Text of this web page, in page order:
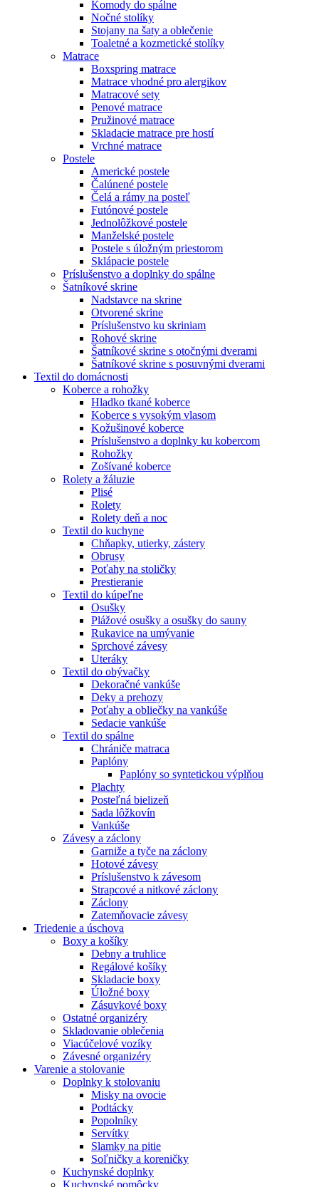
Komody do spálne
Nočné stolíky
Stojany na šaty a oblečenie
Toaletné a kozmetické stolíky
Matrace
Boxspring matrace
Matrace vhodné pro alergikov
Matracové sety
Penové matrace
Pružinové matrace
Skladacie matrace pre hostí
Vrchné matrace
Postele
Americké postele
Čalúnené postele
Čelá a rámy na posteľ
Futónové postele
Jednolôžkové postele
Manželské postele
Postele s úložným priestorom
Sklápacie postele
Príslušenstvo a doplnky do spálne
Šatníkové skrine
Nadstavce na skrine
Otvorené skrine
Príslušenstvo ku skriniam
Rohové skrine
Šatníkové skrine s otočnými dverami
Šatníkové skrine s posuvnými dverami
Textil do domácnosti
Koberce a rohožky
Hladko tkané koberce
Koberce s vysokým vlasom
Kožušinové koberce
Príslušenstvo a doplnky ku kobercom
Rohožky
Zošívané koberce
Rolety a žáluzie
Plisé
Rolety
Rolety deň a noc
Textil do kuchyne
Chňapky, utierky, zástery
Obrusy
Poťahy na stoličky
Prestieranie
Textil do kúpeľne
Osušky
Plážové osušky a osušky do sauny
Rukavice na umývanie
Sprchové závesy
Uteráky
Textil do obývačky
Dekoračné vankúše
Deky a prehozy
Poťahy a obliečky na vankúše
Sedacie vankúše
Textil do spálne
Chrániče matraca
Paplóny
Paplóny so syntetickou výplňou
Plachty
Posteľná bielizeň
Sada lôžkovín
Vankúše
Závesy a záclony
Garniže a tyče na záclony
Hotové závesy
Príslušenstvo k závesom
Strapcové a nitkové záclony
Záclony
Zatemňovacie závesy
Triedenie a úschova
Boxy a košíky
Debny a truhlice
Regálové košíky
Skladacie boxy
Úložné boxy
Zásuvkové boxy
Ostatné organizéry
Skladovanie oblečenia
Viacúčelové vozíky
Závesné organizéry
Varenie a stolovanie
Doplnky k stolovaniu
Misky na ovocie
Podtácky
Popolníky
Servítky
Slamky na pitie
Soľničky a koreničky
Kuchynské doplnky
Kuchynské pomôcky